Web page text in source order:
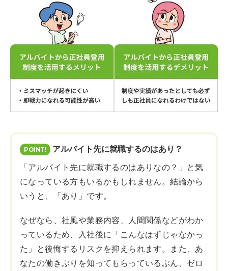
アルバイト先に就職するのはあり？
「アルバイト先に就職するのはありなの？」と気
になっている方もいるかもしれません。結論から
いうと、「あり」です。
なぜなら、社風や業務内容、人間関係などがわか
っているため、入社後に「こんなはずじゃなかっ
た」と後悔するリスクを抑えられます。また、あ
なたの働きぶりを知ってもらっているぶん、ゼロ